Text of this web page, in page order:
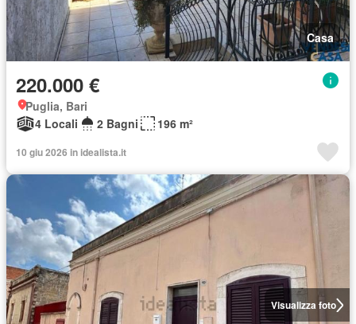
Casa
220.000 €
Puglia, Bari
4 Locali
2 Bagni 196 m²
10 giu 2026 in idealista.it
Visualizza foto